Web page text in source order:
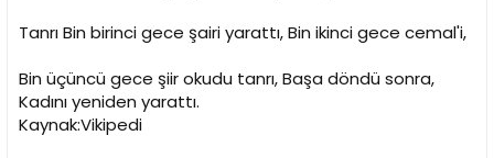
Tanrı Bin birinci gece şairi yarattı, Bin ikinci gece cemal'i,
Bin üçüncü gece şiir okudu tanrı, Başa döndü sonra,
Kadını yeniden yarattı.
Kaynak:Vikipedi